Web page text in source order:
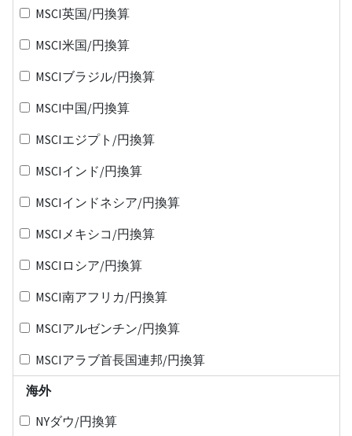
MSCI英国/円換算
MSCI米国/円換算
MSCIブラジル/円換算
MSCI中国/円換算
MSCIエジプト/円換算
MSCIインド/円換算
MSCIインドネシア/円換算
MSCIメキシコ/円換算
MSCIロシア/円換算
MSCI南アフリカ/円換算
MSCIアルゼンチン/円換算
MSCIアラブ首長国連邦/円換算
海外
NYダウ/円換算